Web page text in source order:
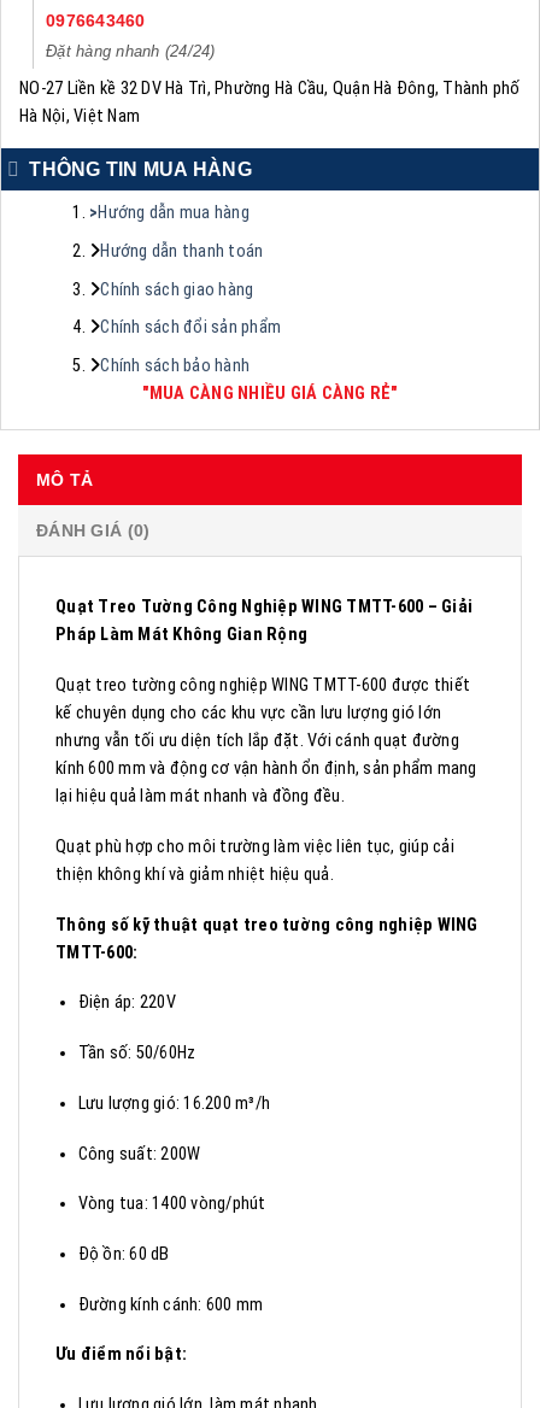
0976643460
Đặt hàng nhanh (24/24)
NO-27 Liền kề 32 DV Hà Trì, Phường Hà Cầu, Quận Hà Đông, Thành phố
Hà Nội, Việt Nam
THÔNG TIN MUA HÀNG
>Hướng dẫn mua hàng
Hướng dẫn thanh toán
Chính sách giao hàng
Chính sách đổi sản phẩm
Chính sách bảo hành
"MUA CÀNG NHIỀU GIÁ CÀNG RẺ"
MÔ TẢ
ĐÁNH GIÁ (0)
Quạt Treo Tường Công Nghiệp WING TMTT-600 – Giải
Pháp Làm Mát Không Gian Rộng
Quạt treo tường công nghiệp WING TMTT-600 được thiết
kế chuyên dụng cho các khu vực cần lưu lượng gió lớn
nhưng vẫn tối ưu diện tích lắp đặt. Với cánh quạt đường
kính 600 mm và động cơ vận hành ổn định, sản phẩm mang
lại hiệu quả làm mát nhanh và đồng đều.
Quạt phù hợp cho môi trường làm việc liên tục, giúp cải
thiện không khí và giảm nhiệt hiệu quả.
Thông số kỹ thuật quạt treo tường công nghiệp WING
TMTT-600:
Điện áp: 220V
Tần số: 50/60Hz
Lưu lượng gió: 16.200 m³/h
Công suất: 200W
Vòng tua: 1400 vòng/phút
Độ ồn: 60 dB
Đường kính cánh: 600 mm
Ưu điểm nổi bật: